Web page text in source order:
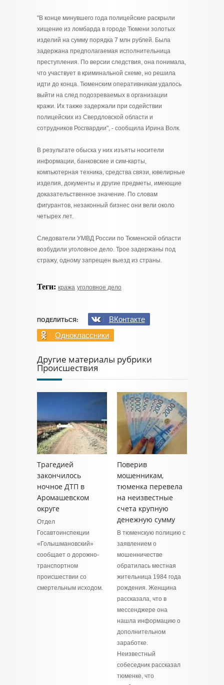
"В конце минувшего года полицейские раскрыли
хищение из ломбарда в городе Тюмени золотых
изделий на сумму порядка 7 млн рублей. Была
задержана предполагаемая исполнительница
преступления. По версии следствия, она понимала,
что участвует в криминальной схеме, но решила
идти до конца. Тюменским оперативникам удалось
выйти на след подозреваемых в организации
кражи. Их также задержали при содействии
полицейских из Свердловской области и
сотрудников Росгвардии", - сообщила Ирина Волк.
В результате обыска у них изъяты носители
информации, банковские и сим-карты,
компьютерная техника, средства связи, ювелирные
изделия, документы и другие предметы, имеющие
доказательственное значение. По словам
фигурантов, незаконный бизнес они вели около
четырех лет.
Следователи УМВД России по Тюменской области
возбудили уголовное дело. Трое задержаны под
стражу, одному запрещен выезд из страны.
Теги: кража уголовное дело
ПОДЕЛИТЬСЯ:
ВКонтакте
Одноклассники
Другие материалы рубрики
Происшествия
Трагедией
закончилось
ночное ДТП в
Аромашевском
округе
Отдел
Госавтоинспекции
«Голышмановский»
сообщает о дорожно-
транспортном
происшествии со
смертельным исходом.
Поверив
мошенникам,
тюменка перевела
на неизвестные
счета крупную
денежную сумму
В тюменскую полицию с
заявлением о
мошенничестве
обратилась местная
жительница 1984 года
рождения. Женщина
рассказала, что в
мессенджере она
нашла информацию о
дополнительном
заработке.
Неизвестный
собеседник рассказал
тюменке, что